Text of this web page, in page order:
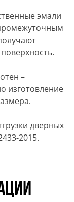
эмали
–
изготовление
дверных
2015.